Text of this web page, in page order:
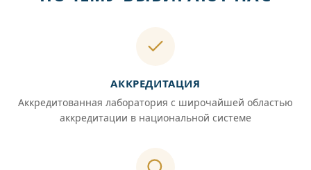
АККРЕДИТАЦИЯ
Аккредитованная лаборатория с широчайшей областью
аккредитации в национальной системе